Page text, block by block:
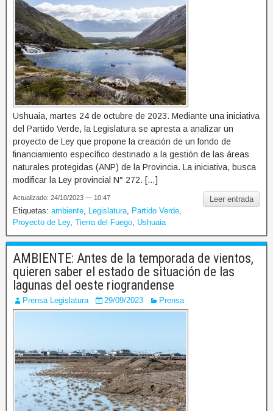
Ushuaia, martes 24 de octubre de 2023. Mediante una iniciativa
del Partido Verde, la Legislatura se apresta a analizar un
proyecto de Ley que propone la creación de un fondo de
financiamiento específico destinado a la gestión de las áreas
naturales protegidas (ANP) de la Provincia. La iniciativa, busca
modificar la Ley provincial N° 272. […]
Leer entrada
Actualizado: 24/10/2023 — 10:47
Etiquetas: ambiente Legislatura Partido Verde
Proyecto de Ley, Tierra del Fuego Ushuaia
AMBIENTE: Antes de la temporada de vientos,
quieren saber el estado de situación de las
lagunas del oeste riograndense
Prensa Legislatura 29/09/2023 Prensa